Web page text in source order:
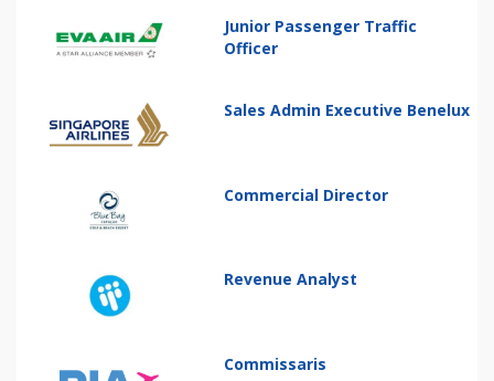
Junior Passenger Traffic
Officer
Sales Admin Executive Benelux
Commercial Director
Revenue Analyst
Commissaris